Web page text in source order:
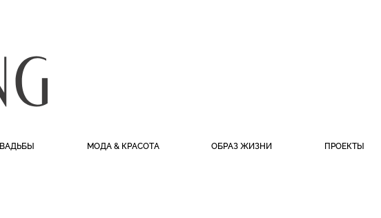
МОДА & КРАСОТА ОБРАЗ ЖИЗНИ ПРОЕКТЫ